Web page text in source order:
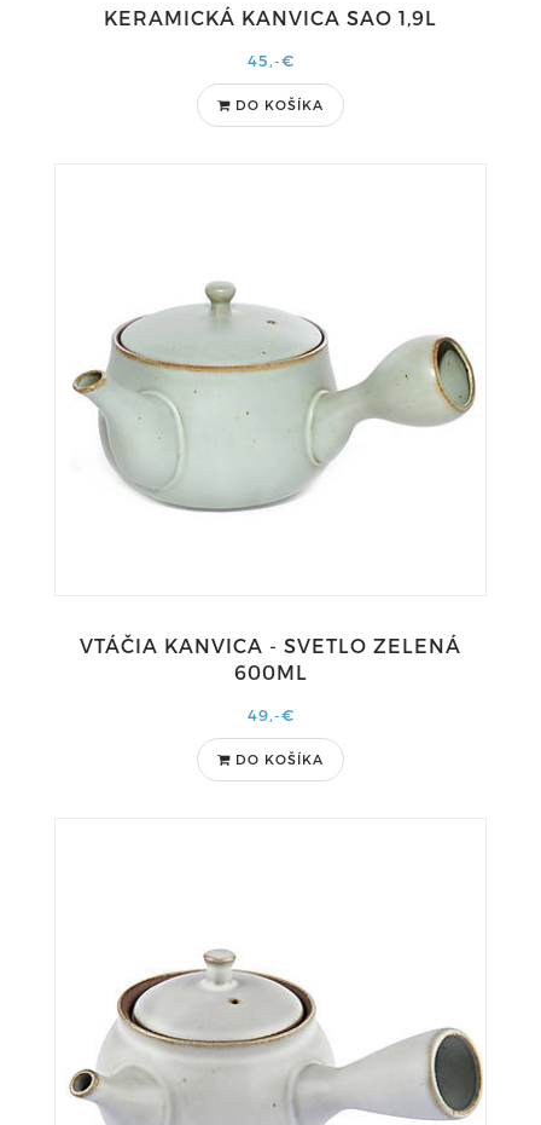
KERAMICKÁ KANVICA SAO 1,9L
45,-€
DO KOŠÍKA
VTÁČIA KANVICA - SVETLO ZELENÁ
600ML
49,-€
DO KOŠÍKA